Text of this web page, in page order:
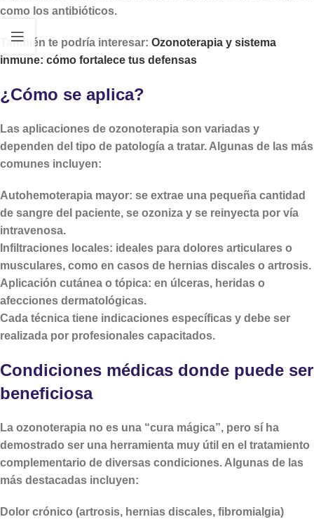
como los antibióticos.
También te podría interesar: Ozonoterapia y sistema
inmune: cómo fortalece tus defensas
¿Cómo se aplica?
Las aplicaciones de ozonoterapia son variadas y
dependen del tipo de patología a tratar. Algunas de las más
comunes incluyen:
Autohemoterapia mayor: se extrae una pequeña cantidad
de sangre del paciente, se ozoniza y se reinyecta por vía
intravenosa.
Infiltraciones locales: ideales para dolores articulares o
musculares, como en casos de hernias discales o artrosis.
Aplicación cutánea o tópica: en úlceras, heridas o
afecciones dermatológicas.
Cada técnica tiene indicaciones específicas y debe ser
realizada por profesionales capacitados.
Condiciones médicas donde puede ser
beneficiosa
La ozonoterapia no es una “cura mágica”, pero sí ha
demostrado ser una herramienta muy útil en el tratamiento
complementario de diversas condiciones. Algunas de las
más destacadas incluyen:
Dolor crónico (artrosis, hernias discales, fibromialgia)